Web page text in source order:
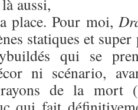
aussi,
place. Pour moi,
statiques et
qui se
ni scénario,
rayons de la mort